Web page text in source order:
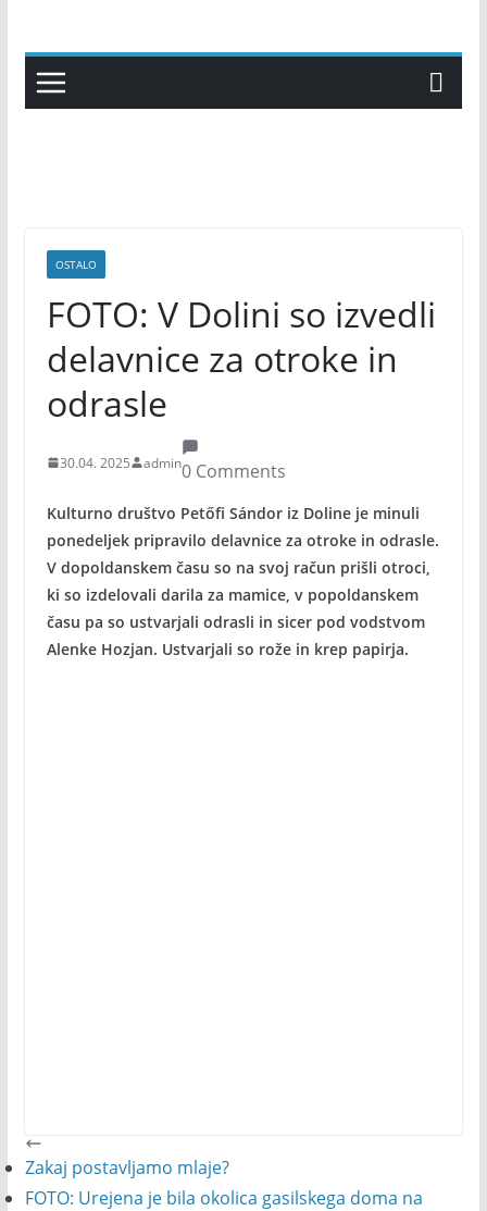
content
OSTALO
FOTO: V Dolini so izvedli
delavnice za otroke in
odrasle
30.04. 2025 admin0 Comments
Kulturno društvo Petőfi Sándor iz Doline je minuli
ponedeljek pripravilo delavnice za otroke in odrasle.
V dopoldanskem času so na svoj račun prišli otroci,
ki so izdelovali darila za mamice, v popoldanskem
času pa so ustvarjali odrasli in sicer pod vodstvom
Alenke Hozjan. Ustvarjali so rože in krep papirja.
Zakaj postavljamo mlaje?
FOTO: Urejena je bila okolica gasilskega doma na